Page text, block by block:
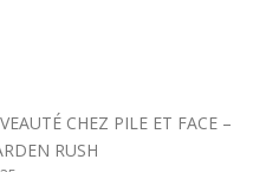
CHEZ PILE ET FACE –
RUSH